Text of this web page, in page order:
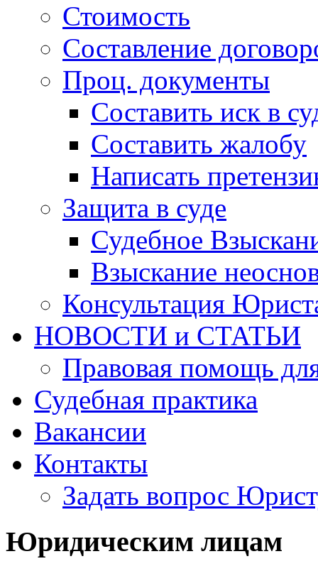
Стоимость
Составление
Проц. документы
Составить иск в
Составить жалобу
Написать
Защита в суде
Судебное
Взыскание
Консультация
НОВОСТИ и СТАТЬИ
Правовая помощь
Судебная практика
Вакансии
Контакты
Задать вопрос
Юридическим лицам